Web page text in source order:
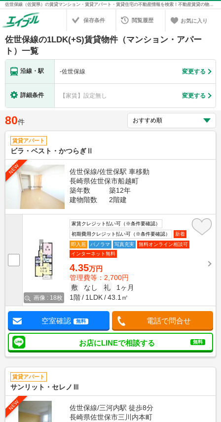
佐世保線（佐賀県）の賃貸マンション・賃貸アパート・賃貸住宅の不動産情報を検索！不動産賃貸の物件探しは、お部屋探しのエイブル
保存条件 閲覧履歴 お気に入り
佐世保線の1LDK(+S)賃貸物件（マンション・アパー
ト）一覧
沿線・駅 -佐世保線 変更する
詳細条件 【家賃】設定無し 変更する
80件
賃貸アパート
ビラ・ベスト・かつらぎⅡ
NEW
佐世保線/佐世保駅 車移動
長崎県佐世保市船越町
築年数
築12年
建物階数
2階建
画像 : 18枚
家賃クレジット払い可（※条件要確認）
初期費用クレジット払い可（※条件要確認）
新着
即入居
パノラマ 写真充実
無料オンライン相談可
インターネット無料
4.35万円
管理費等：2,700円
敷
なし 礼
1ヶ月
1階
1LDK 43.1㎡
空室確認 無料 電話で問合せ
お店にLINEで相談する 無料
賃貸アパート
サンリット・セレノⅢ
NEW
佐世保線/三河内駅 徒歩8分
長崎県佐世保市三川内本町